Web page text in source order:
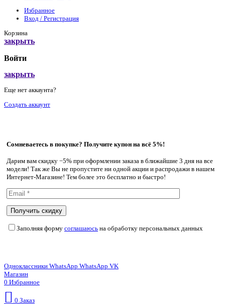
Избранное
Вход / Регистрация
Корзина
закрыть
Войти
закрыть
Еще нет аккаунта?
Создать аккаунт
Сомневаетесь в покупке? Получите купон на всё 5%!
Дарим вам скидку −5% при оформлении заказа в ближайшие 3 дня на все
модели! Так же Вы не пропустите ни одной акции и распродажи в нашем
Интернет-Магазине! Тем более это бесплатно и быстро!
Заполняя форму соглашаюсь на обработку персональных данных
Одноклассники WhatsApp WhatsApp VK
Магазин
0 Избранное
0 Заказ